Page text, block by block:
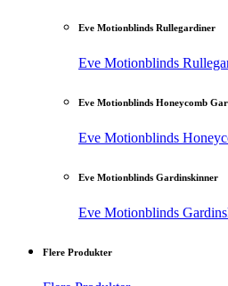
Eve Motionblinds Rullegardiner
Eve Motionblinds
Eve Motionblinds Honeycomb
Eve Motionblinds
Eve Motionblinds Gardinskinner
Eve Motionblinds
Flere Produkter